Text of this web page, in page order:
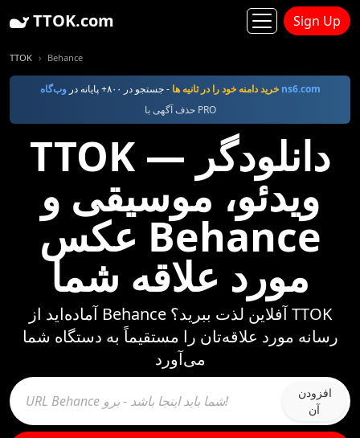
TTOK.com Sign Up
TTOK Behance
خرید دامنه خود را در ثانیه ها - جستجو در ۸۰۰+ پایانه در
وب‌گاه ns6.com
حذف آگهی با PRO
TTOK — دانلودگر
ویدئو، موسیقی و
عکس Behance
مورد علاقه شما
آماده‌اید از Behance آفلاین لذت ببرید؟ TTOK
رسانه مورد علاقه‌تان را مستقیماً به دستگاه شما
می‌آورد
افزودن
آن